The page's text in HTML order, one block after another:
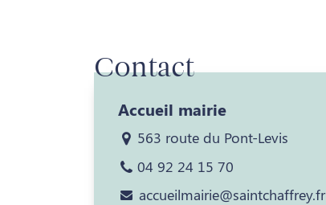
Contact
Accueil mairie
563 route du Pont-Levis
04 92 24 15 70
accueilmairie@saintchaffrey.fr